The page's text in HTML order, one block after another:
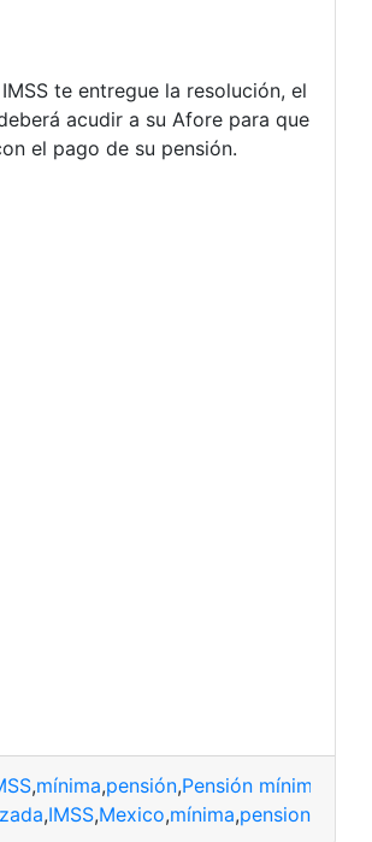
te entregue la resolución, el
acudir a su Afore para que
el pago de su pensión.
,mínima,pensión,Pensión mínima
,IMSS,Mexico,mínima,pension